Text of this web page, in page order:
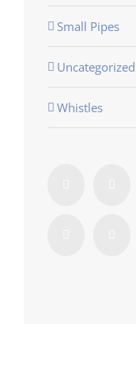
Small Pipes
Uncategorized
Whistles